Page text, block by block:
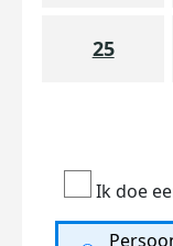
25
Ik doe